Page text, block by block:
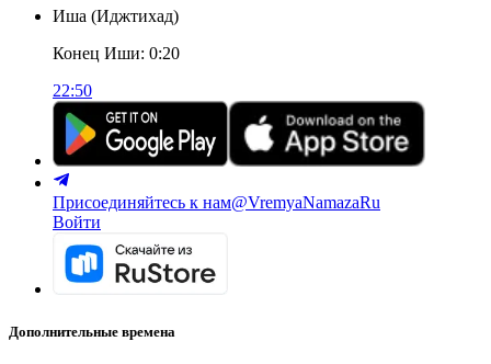
Иша (Иджтихад)
Конец Иши: 0:20
22:50
Присоединяйтесь к нам@VremyaNamazaRu
Войти
Дополнительные времена